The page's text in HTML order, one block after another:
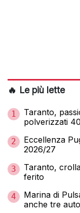
🔥 Le più lette
1
Taranto,
polverizzati
2
Eccellenza
2026/27
3
Taranto,
ferito
4
Marina di
anche tre auto